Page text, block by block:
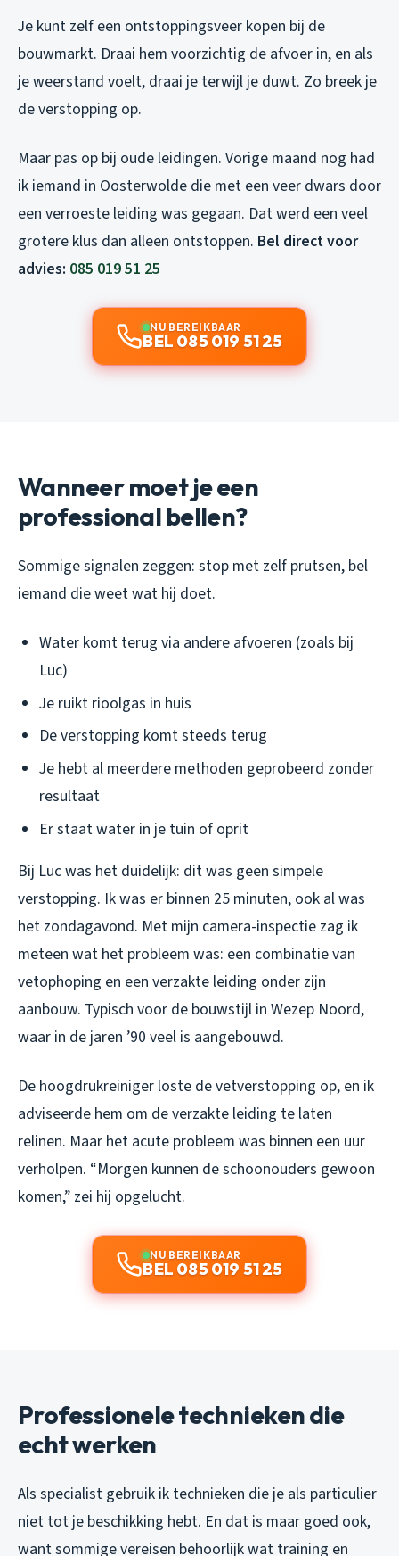
Je kunt zelf een ontstoppingsveer kopen bij de
bouwmarkt. Draai hem voorzichtig de afvoer in, en als
je weerstand voelt, draai je terwijl je duwt. Zo breek je
de verstopping op.
Maar pas op bij oude leidingen. Vorige maand nog had
ik iemand in Oosterwolde die met een veer dwars door
een verroeste leiding was gegaan. Dat werd een veel
grotere klus dan alleen ontstoppen. Bel direct voor
advies: 085 019 51 25
NU BEREIKBAAR
BEL 085 019 51 25
Wanneer moet je een
professional bellen?
Sommige signalen zeggen: stop met zelf prutsen, bel
iemand die weet wat hij doet.
Water komt terug via andere afvoeren (zoals bij
Luc)
Je ruikt rioolgas in huis
De verstopping komt steeds terug
Je hebt al meerdere methoden geprobeerd zonder
resultaat
Er staat water in je tuin of oprit
Bij Luc was het duidelijk: dit was geen simpele
verstopping. Ik was er binnen 25 minuten, ook al was
het zondagavond. Met mijn camera-inspectie zag ik
meteen wat het probleem was: een combinatie van
vetophoping en een verzakte leiding onder zijn
aanbouw. Typisch voor de bouwstijl in Wezep Noord,
waar in de jaren ’90 veel is aangebouwd.
De hoogdrukreiniger loste de vetverstopping op, en ik
adviseerde hem om de verzakte leiding te laten
relinen. Maar het acute probleem was binnen een uur
verholpen. “Morgen kunnen de schoonouders gewoon
komen,” zei hij opgelucht.
NU BEREIKBAAR
BEL 085 019 51 25
Professionele technieken die
echt werken
Als specialist gebruik ik technieken die je als particulier
niet tot je beschikking hebt. En dat is maar goed ook,
want sommige vereisen behoorlijk wat training en